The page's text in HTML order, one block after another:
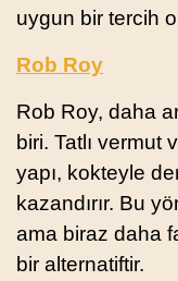
uygun bir tercih
Rob Roy
Rob Roy, daha
biri. Tatlı vermut
yapı, kokteyle
kazandırır. Bu
ama biraz daha
bir alternatiftir.